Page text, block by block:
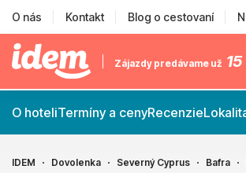
O nás Kontakt Blog o cestovaní
Zájazdy predávame už 15
O hoteliTermíny a cenyRecenzie
IDEM Dovolenka Severný Cyprus Bafra